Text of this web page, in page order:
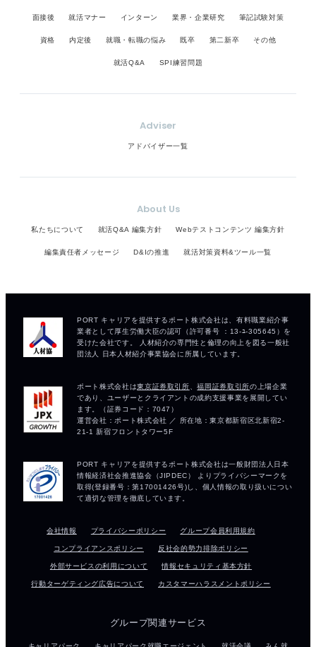
面接後 就活マナー インターン 業界・企業研究 筆記試験対策
資格 内定後 就職・転職の悩み 既卒 第二新卒 その他
就活Q&A SPI練習問題
Adviser
アドバイザー一覧
About Us
私たちについて 就活Q&A 編集方針 Webテストコンテンツ 編集方針
編集責任者メッセージ D&Iの推進 就活対策資料&ツール一覧
会社情報 プライバシーポリシー グループ会員利用規約
コンプライアンスポリシー 反社会的勢力排除ポリシー
外部サービスの利用について 情報セキュリティ基本方針
行動ターゲティング広告について カスタマーハラスメントポリシー